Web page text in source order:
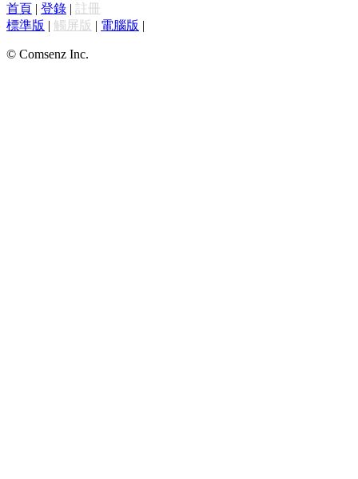
首頁 | 登錄 | 註冊
標準版 | 觸屏版 | 電腦版 |
© Comsenz Inc.